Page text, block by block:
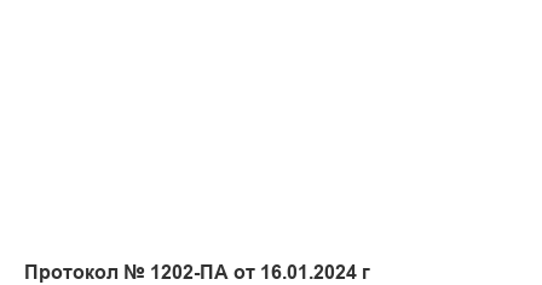
Протокол № 1202-ПА от 16.01.2024 г